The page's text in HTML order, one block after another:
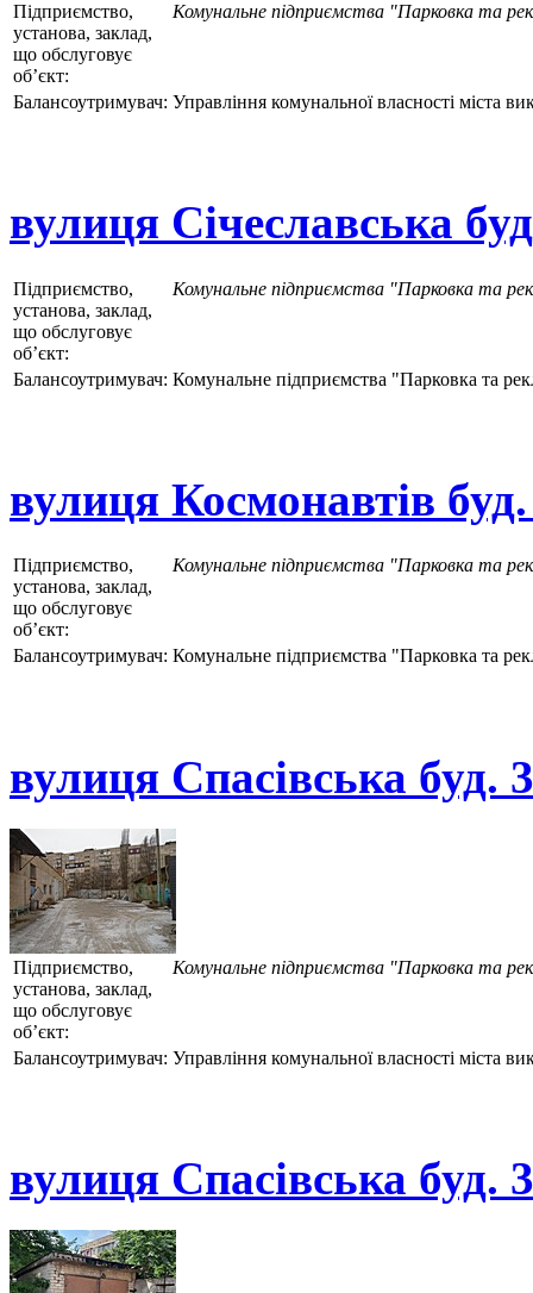
Підприємство,
установа, заклад,
що обслуговує
об’єкт:
Комунальне підприємства "Парковка та
Балансоутримувач: Управління комунальної власності міста
вулиця Січеславська
Підприємство,
установа, заклад,
що обслуговує
об’єкт:
Комунальне підприємства "Парковка та
Балансоутримувач: Комунальне підприємства "Парковка та
вулиця Космонавтів
Підприємство,
установа, заклад,
що обслуговує
об’єкт:
Комунальне підприємства "Парковка та
Балансоутримувач: Комунальне підприємства "Парковка та
вулиця Спасівська буд.
Підприємство,
установа, заклад,
що обслуговує
об’єкт:
Комунальне підприємства "Парковка та
Балансоутримувач: Управління комунальної власності міста
вулиця Спасівська буд.